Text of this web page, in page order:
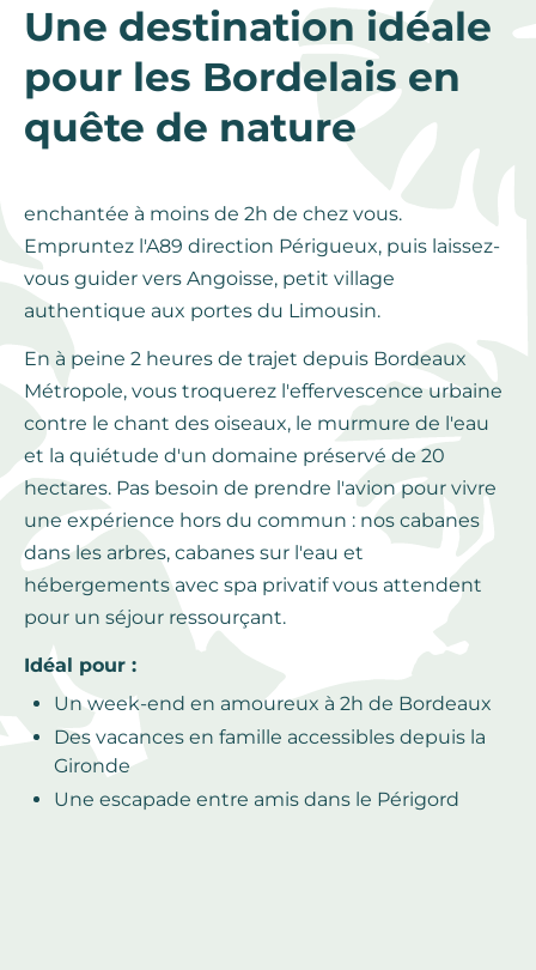
Une destination idéale
pour les Bordelais en
quête de nature
enchantée à moins de 2h de chez vous.
Empruntez l'A89 direction Périgueux, puis laissez-
vous guider vers Angoisse, petit village
authentique aux portes du Limousin.
En à peine 2 heures de trajet depuis Bordeaux
Métropole, vous troquerez l'effervescence urbaine
contre le chant des oiseaux, le murmure de l'eau
et la quiétude d'un domaine préservé de 20
hectares. Pas besoin de prendre l'avion pour vivre
une expérience hors du commun : nos cabanes
dans les arbres, cabanes sur l'eau et
hébergements avec spa privatif vous attendent
pour un séjour ressourçant.
Idéal pour :
Un week-end en amoureux à 2h de Bordeaux
Des vacances en famille accessibles depuis la
Gironde
Une escapade entre amis dans le Périgord